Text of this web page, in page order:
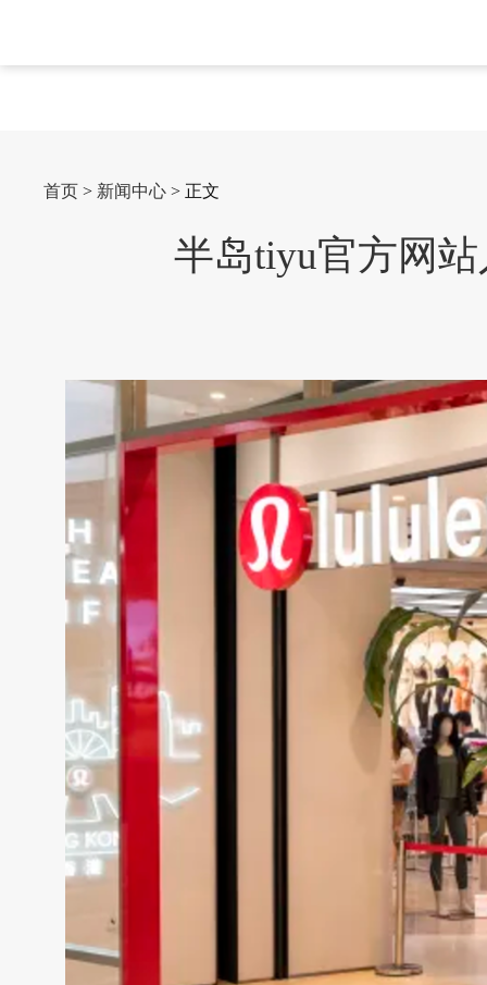
首页 > 新闻中心 > 正文
半岛tiyu官方网